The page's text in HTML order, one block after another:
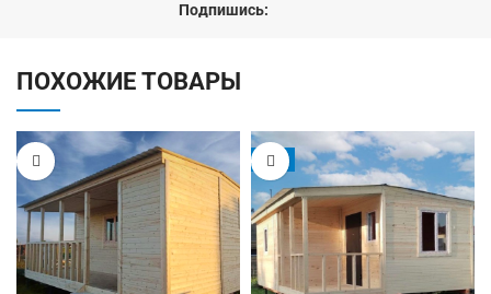
Подпишись:
ПОХОЖИЕ ТОВАРЫ
-5%